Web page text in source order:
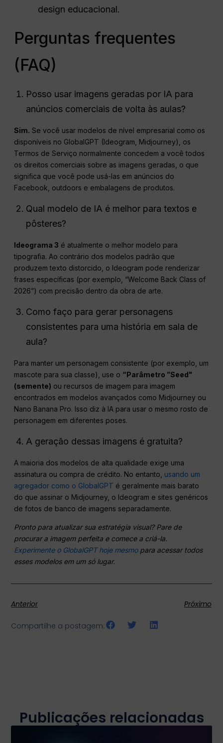
design educacional.
Perguntas frequentes
(FAQ)
Posso usar imagens geradas por IA para
anúncios comerciais de volta às aulas?
Sim. Se você usar modelos de nível empresarial como os
disponíveis no GlobalGPT (Ideogram, Midjourney), os
Termos de Serviço normalmente concedem a você todos
os direitos comerciais sobre as imagens geradas, o que
significa que você pode usá-las em anúncios do
Facebook, outdoors e embalagens de produtos.
Qual modelo de IA é melhor para textos e
pôsteres?
Ideograma 3 é atualmente o melhor modelo para
tipografia. Ao contrário dos modelos padrão que
produzem texto distorcido, o Ideogram pode renderizar
frases específicas (por exemplo, “Welcome Back Class of
2026”) com precisão dentro da obra de arte.
Como faço para gerar personagens
consistentes para uma história em sala de
aula?
Para manter um personagem consistente (por exemplo, um
mascote para sua classe), use o “Parâmetro ”Seed"
(semente) ou recursos de imagem para imagem
encontrados em modelos avançados como Midjourney ou
Nano Banana Pro. Isso diz à IA para usar o mesmo rosto de
personagem em diferentes poses.
A geração dessas imagens é gratuita?
A maioria dos modelos de alta qualidade exige uma
assinatura ou compra de crédito. No entanto, usando um
agregador como o GlobalGPT é geralmente mais barato
do que assinar o Midjourney, o Ideogram e sites genéricos
de fotos de banco de imagens separadamente.
Pronto para atualizar sua estratégia visual? Pare de
procurar a imagem perfeita e comece a criá-la.
Experimente o GlobalGPT hoje mesmopara acessar todos
esses modelos em um só lugar.
Anterior Próximo
Compartilhe a postagem:
Publicações relacionadas